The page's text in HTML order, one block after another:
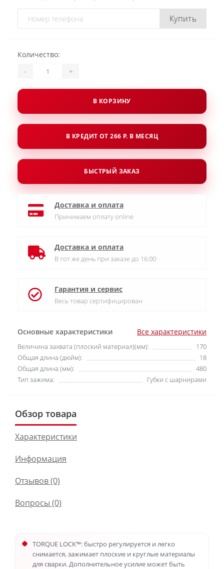
Купить
Основные характеристики Все характеристики
Величина захвата (плоский материал)(мм):
170
Общая длина (дюйм):
18
Общая длина (мм):
480
Тип зажима:
Губки с шарнирами
Количество:
- +
В КОРЗИНУ
В КРЕДИТ ОТ 266 Р. В МЕСЯЦ
БЫСТРЫЙ ЗАКАЗ
Доставка и оплата
Принимаем оплату online
Доставка и оплата
В тот же день при заказе до 16:00
Гарантия и сервис
Весь товар сертифицирован
Обзор товара
Характеристики
Информация
Отзывов (0)
Вопросы (0)
TORQUE LOCK™: быстро регулируется и легко
снимается, зажимает плоские и круглые материалы
для сварки. Дополнительное усилие может быть